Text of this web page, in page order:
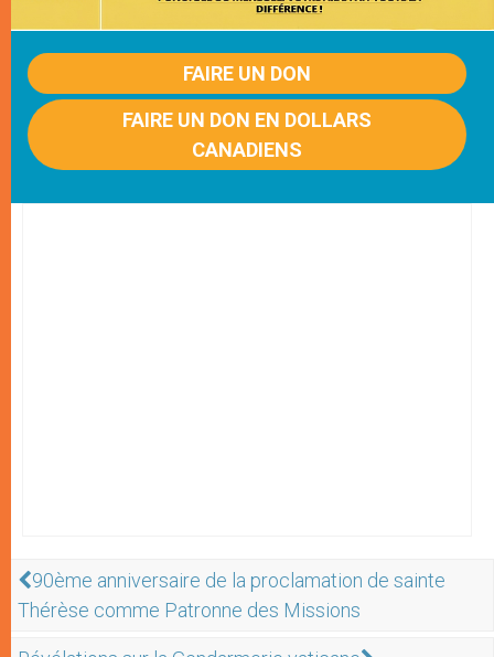
FAIRE UN DON
FAIRE UN DON EN DOLLARS
CANADIENS
90ème anniversaire de la proclamation de sainte
Thérèse comme Patronne des Missions